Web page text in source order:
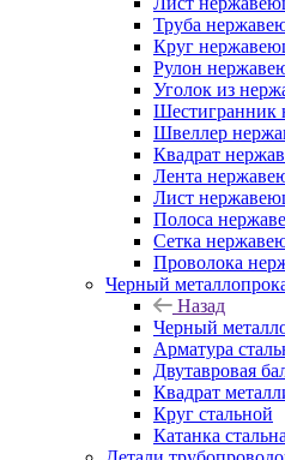
Труба
Круг
Рулон
Уголок из
Шестигранник
Швеллер
Квадрат
Лента
Лист
Полоса
Сетка
Проволока
Черный
Назад
Черный
Арматура
Двутавровая
Квадрат
Круг стальной
Катанка